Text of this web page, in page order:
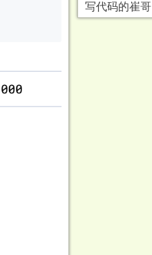
写代码的崔哥